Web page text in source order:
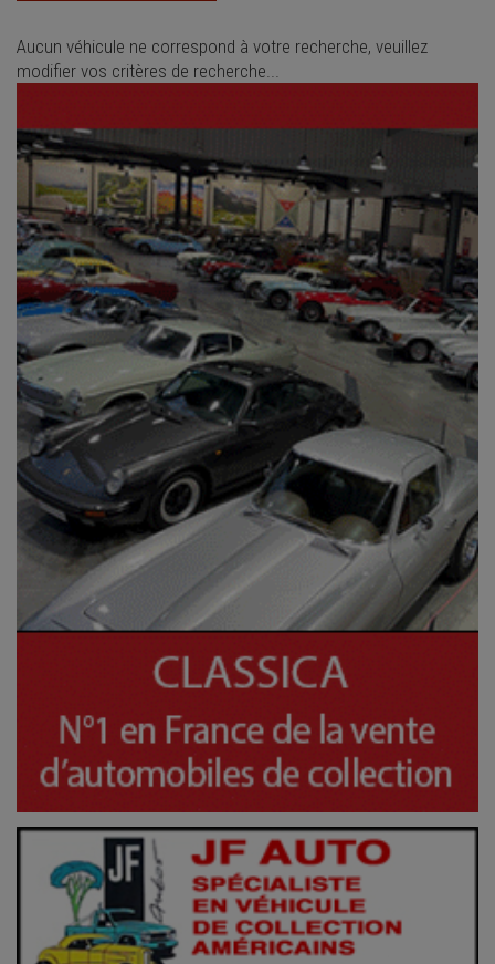
Aucun véhicule ne correspond à votre recherche, veuillez
modifier vos critères de recherche...